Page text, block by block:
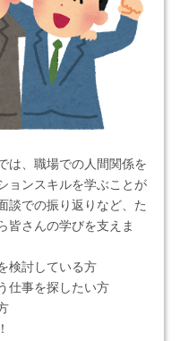
は、職場での人間関係を
ョンスキルを学ぶことが
談での振り返りなど、た
皆さんの学びを支えま
検討している方
仕事を探したい方